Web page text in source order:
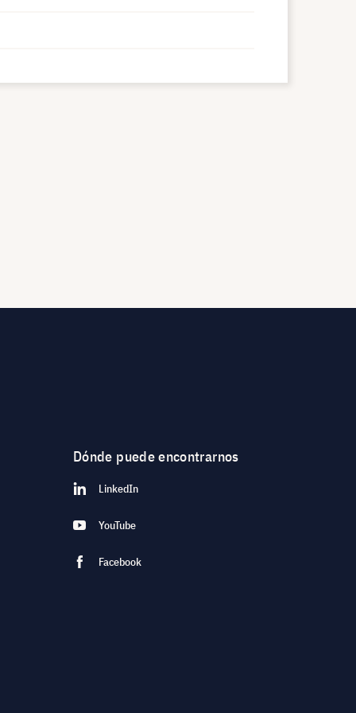
Dónde puede encontrarnos
LinkedIn
YouTube
Facebook